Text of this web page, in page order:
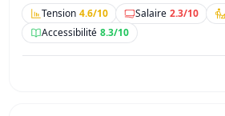
Tension 4.6/10 Salaire 2.3/10
Accessibilité 8.3/10